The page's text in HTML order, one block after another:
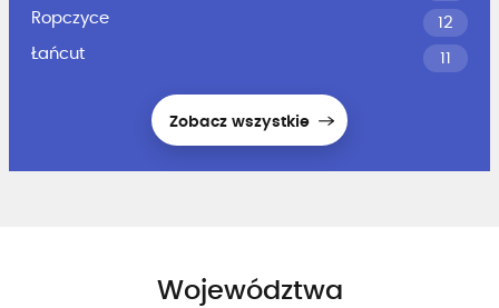
Ropczyce
12
Łańcut
11
Zobacz wszystkie
Województwa